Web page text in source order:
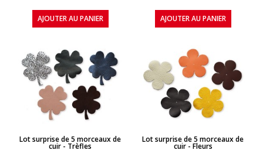
AJOUTER AU PANIER AJOUTER AU PANIER
APERÇU RAPIDE
Lot surprise de 5 morceaux de
cuir - Trèfles
APERÇU RAPIDE
Lot surprise de 5 morceaux de
cuir - Fleurs